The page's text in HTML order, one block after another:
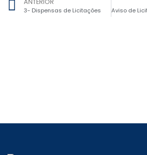
3- Dispensas de Licitações